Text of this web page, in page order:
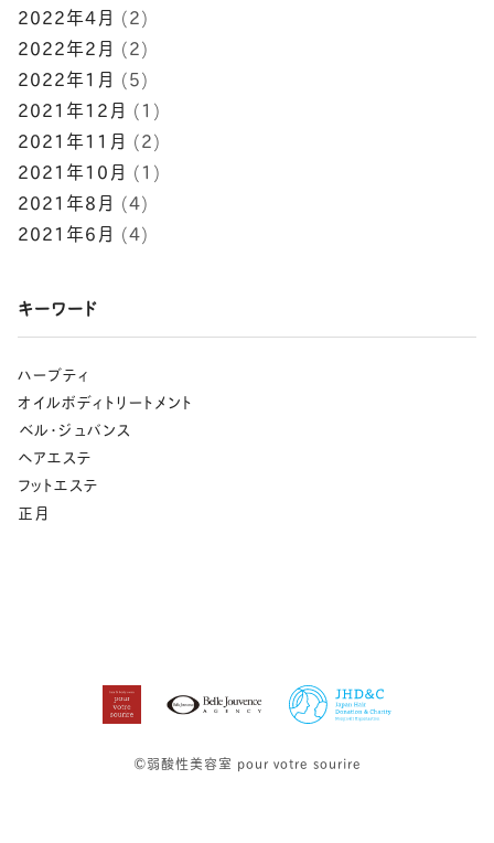
2022年4月 (2)
2022年2月 (2)
2022年1月 (5)
2021年12月 (1)
2021年11月 (2)
2021年10月 (1)
2021年8月 (4)
2021年6月 (4)
キーワード
ハーブティ
オイルボディトリートメント
⁡ベル･ジュバンス
ヘアエステ
フットエステ
正月
©弱酸性美容室 pour votre sourire